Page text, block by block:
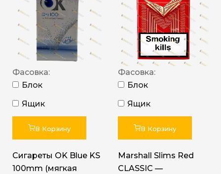
Фасовка:
Блок
Ящик
В Корзину
Сигареты OK Blue KS
100mm (мягкая
Фасовка:
Блок
Ящик
В Корзину
Marshall Slims Red
CLASSIC —